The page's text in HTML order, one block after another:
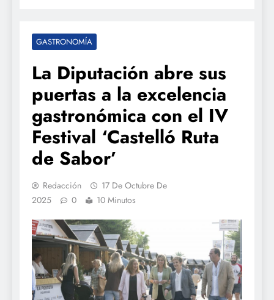
GASTRONOMÍA
La Diputación abre sus
puertas a la excelencia
gastronómica con el IV
Festival ‘Castelló Ruta
de Sabor’
Redacción
17 De Octubre De
2025
0 10 Minutos